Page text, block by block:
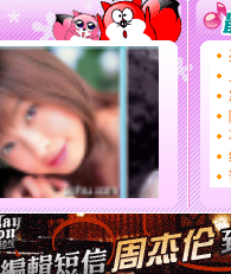
[春节]传
片叶子是
送你一
[圣诞节]
你太多
要平安
[圣诞节]
能正大
天都要快
[圣诞节]
如意,快
[元旦]看
断电。爱